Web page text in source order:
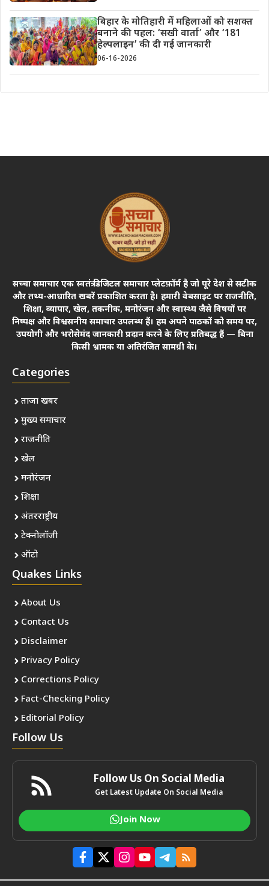
बिहार के मोतिहारी में महिलाओं को सशक्त
बनाने की पहल: ‘सखी वार्ता’ और ‘181
हेल्पलाइन’ की दी गई जानकारी
06-16-2026
सच्चा समाचार एक स्वतंत्र डिजिटल समाचार प्लेटफ़ॉर्म है जो पूरे देश से सटीक
और तथ्य-आधारित खबरें प्रकाशित करता है। हमारी वेबसाइट पर राजनीति,
शिक्षा, व्यापार, खेल, तकनीक, मनोरंजन और स्वास्थ्य जैसे विषयों पर
निष्पक्ष और विश्वसनीय समाचार उपलब्ध हैं। हम अपने पाठकों को समय पर,
उपयोगी और भरोसेमंद जानकारी प्रदान करने के लिए प्रतिबद्ध हैं — बिना
किसी भ्रामक या अतिरंजित सामग्री के।
Categories
ताजा खबर
मुख्य समाचार
राजनीति
खेल
मनोरंजन
शिक्षा
अंतरराष्ट्रीय
टेक्नोलॉजी
ऑटो
Quakes Links
About Us
Contact Us
Disclaimer
Privacy Policy
Corrections Policy
Fact-Checking Policy
Editorial Policy
Follow Us
Follow Us On Social Media
Get Latest Update On Social Media
Join Now